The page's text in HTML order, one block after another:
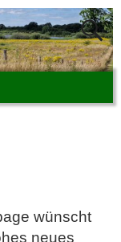
wünscht
neues